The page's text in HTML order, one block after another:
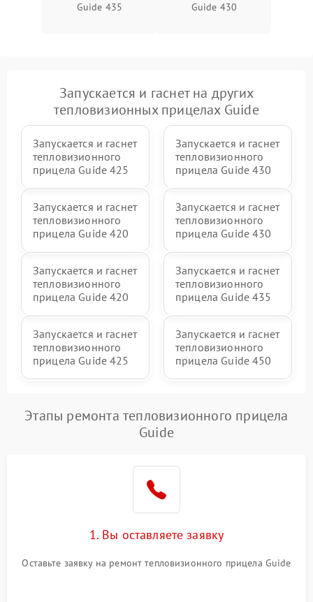
Guide 435 Guide 430
Запускается и гаснет на других
тепловизионных прицелах Guide
Запускается и гаснет
тепловизионного
прицела Guide 425
Запускается и гаснет
тепловизионного
прицела Guide 430
Запускается и гаснет
тепловизионного
прицела Guide 420
Запускается и гаснет
тепловизионного
прицела Guide 430
Запускается и гаснет
тепловизионного
прицела Guide 420
Запускается и гаснет
тепловизионного
прицела Guide 435
Запускается и гаснет
тепловизионного
прицела Guide 425
Запускается и гаснет
тепловизионного
прицела Guide 450
Этапы ремонта тепловизионного прицела
Guide
1. Вы оставляете заявку
Оставьте заявку на ремонт тепловизионного прицела Guide